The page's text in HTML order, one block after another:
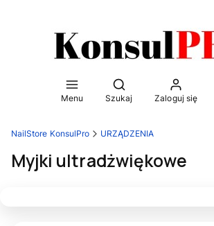
Menu
Otwórz wyszukiwarkę
Szukaj Zaloguj się
NailStore KonsulPro URZĄDZENIA
Myjki ultradżwiękowe